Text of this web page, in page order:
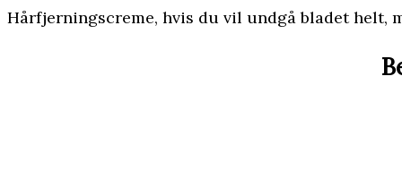
Hårfjerningscreme, hvis du vil undgå bladet helt,